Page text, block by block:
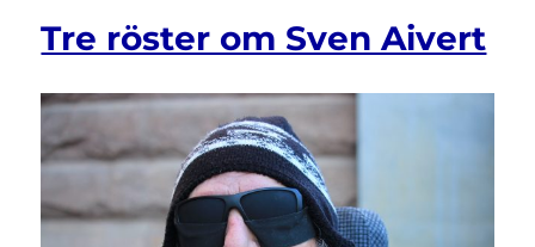
väcka
konventionen
Tre röster om Sven Aivert